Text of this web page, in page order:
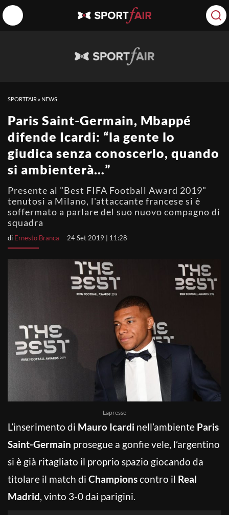
SPORTFAIR » NEWS
Paris Saint-Germain, Mbappé
difende Icardi: “la gente lo
giudica senza conoscerlo, quando
si ambienterà…”
Presente al "Best FIFA Football Award 2019"
tenutosi a Milano, l'attaccante francese si è
soffermato a parlare del suo nuovo compagno di
squadra
di Ernesto Branca 24 Set 2019 | 11:28
Lapresse
L’inserimento di Mauro Icardi nell’ambiente Paris
Saint-Germain prosegue a gonfie vele, l’argentino
si è già ritagliato il proprio spazio giocando da
titolare il match di Championscontro il Real
Madrid, vinto 3-0 dai parigini.